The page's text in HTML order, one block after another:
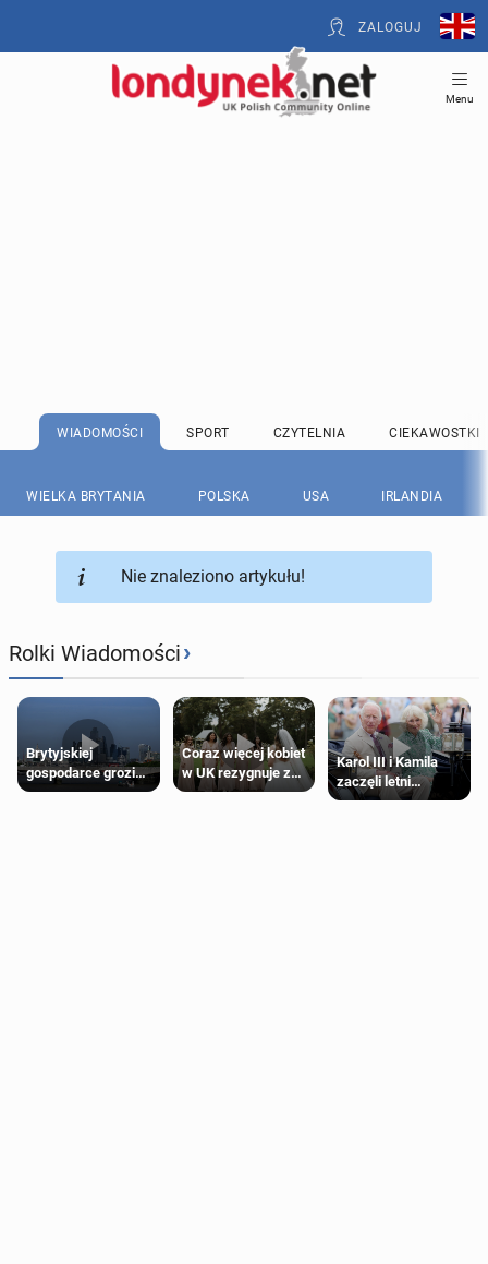
ZALOGUJ
Menu
WIADOMOŚCI SPORT CZYTELNIA CIEKAWOSTKI
WIELKA BRYTANIA POLSKA USA IRLANDIA
Nie znaleziono artykułu!
Rolki Wiadomości›
Brytyjskiej
gospodarce grozi
recesja, jeśli
Coraz więcej kobiet
w UK rezygnuje z
roli druhny na
Karol III i Kamila
zaczęli letni
odpoczynek po